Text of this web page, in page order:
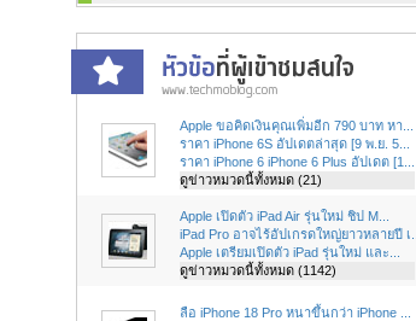
Apple ขอคิดเงินคุณเพิ่มอีก 790 บาท หา...
ราคา iPhone 6S อัปเดตล่าสุด [9 พ.ย. 5...
ราคา iPhone 6 iPhone 6 Plus อัปเดต [1...
ดูข่าวหมวดนี้ทั้งหมด (21)
Apple เปิดตัว iPad Air รุ่นใหม่ ชิป M...
iPad Pro อาจไร้อัปเกรดใหญ่ยาวหลายปี เ...
Apple เตรียมเปิดตัว iPad รุ่นใหม่ และ...
ดูข่าวหมวดนี้ทั้งหมด (1142)
ลือ iPhone 18 Pro หนาขึ้นกว่า iPhone ...